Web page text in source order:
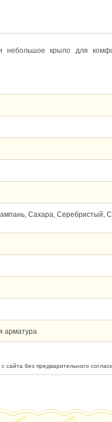
без предварительного
крыло для
Сахара, Серебристый,
арматура